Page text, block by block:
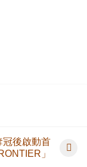
冠後啟動首
」